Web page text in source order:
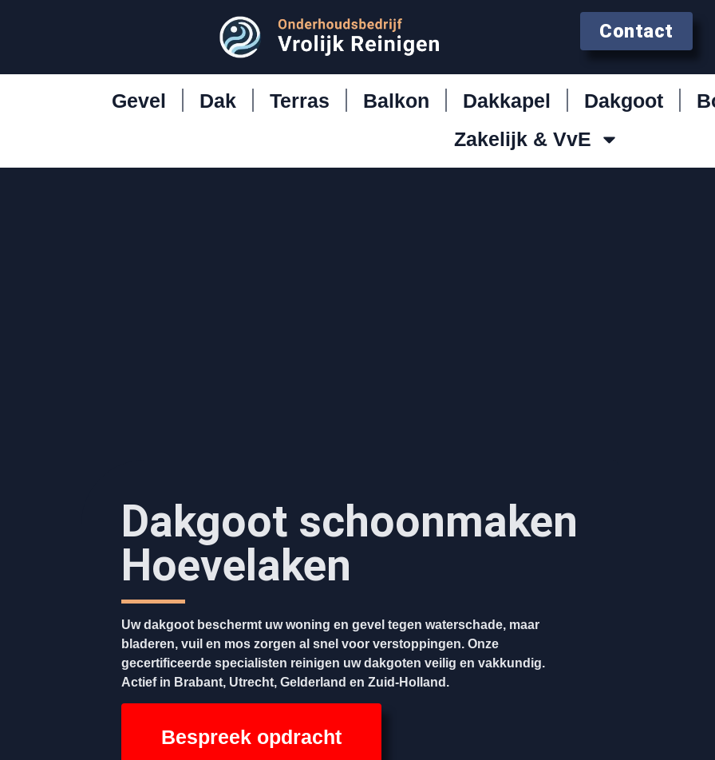
Contact
Gevel Dak Terras Balkon Dakkapel Dakgoot
Zakelijk & VvE
Dakgoot schoonmaken​
Hoevelaken
Uw dakgoot beschermt uw woning en gevel tegen waterschade, maar
bladeren, vuil en mos zorgen al snel voor verstoppingen. Onze
gecertificeerde specialisten reinigen uw dakgoten veilig en vakkundig.
Actief in Brabant, Utrecht, Gelderland en Zuid-Holland.
Bespreek opdracht